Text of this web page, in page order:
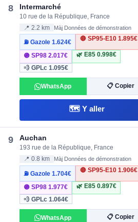
8 Intermarché
10 rue de la République, France
📍 2.2 km Màj Données de démonstration
⛽ Gazole1.624€
🔴 SP95-E10 1.895€
🟣 SP982.017€ 🌿 E85 0.998€
💨 GPLc1.095€
WhatsApp 📋 Copier
🗺️ Y aller
9 Auchan
193 rue de la République, France
📍 0.8 km Màj Données de démonstration
⛽ Gazole1.704€
🔴 SP95-E10 1.906€
🟣 SP981.977€ 🌿 E85 0.897€
💨 GPLc1.064€
WhatsApp 📋 Copier